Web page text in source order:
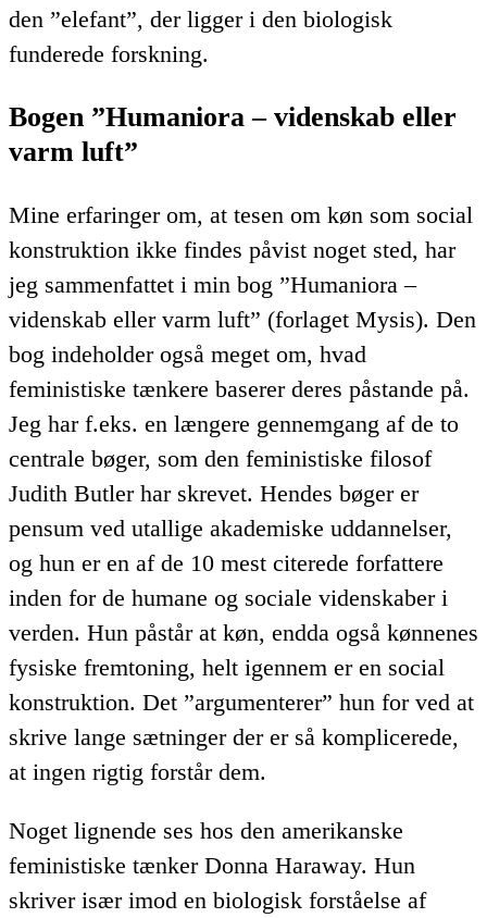
den ”elefant”, der ligger i den biologisk
funderede forskning.
Bogen ”Humaniora – videnskab eller
varm luft”
Mine erfaringer om, at tesen om køn som social
konstruktion ikke findes påvist noget sted, har
jeg sammenfattet i min bog ”Humaniora –
videnskab eller varm luft” (forlaget Mysis). Den
bog indeholder også meget om, hvad
feministiske tænkere baserer deres påstande på.
Jeg har f.eks. en længere gennemgang af de to
centrale bøger, som den feministiske filosof
Judith Butler har skrevet. Hendes bøger er
pensum ved utallige akademiske uddannelser,
og hun er en af de 10 mest citerede forfattere
inden for de humane og sociale videnskaber i
verden. Hun påstår at køn, endda også kønnenes
fysiske fremtoning, helt igennem er en social
konstruktion. Det ”argumenterer” hun for ved at
skrive lange sætninger der er så komplicerede,
at ingen rigtig forstår dem.
Noget lignende ses hos den amerikanske
feministiske tænker Donna Haraway. Hun
skriver især imod en biologisk forståelse af